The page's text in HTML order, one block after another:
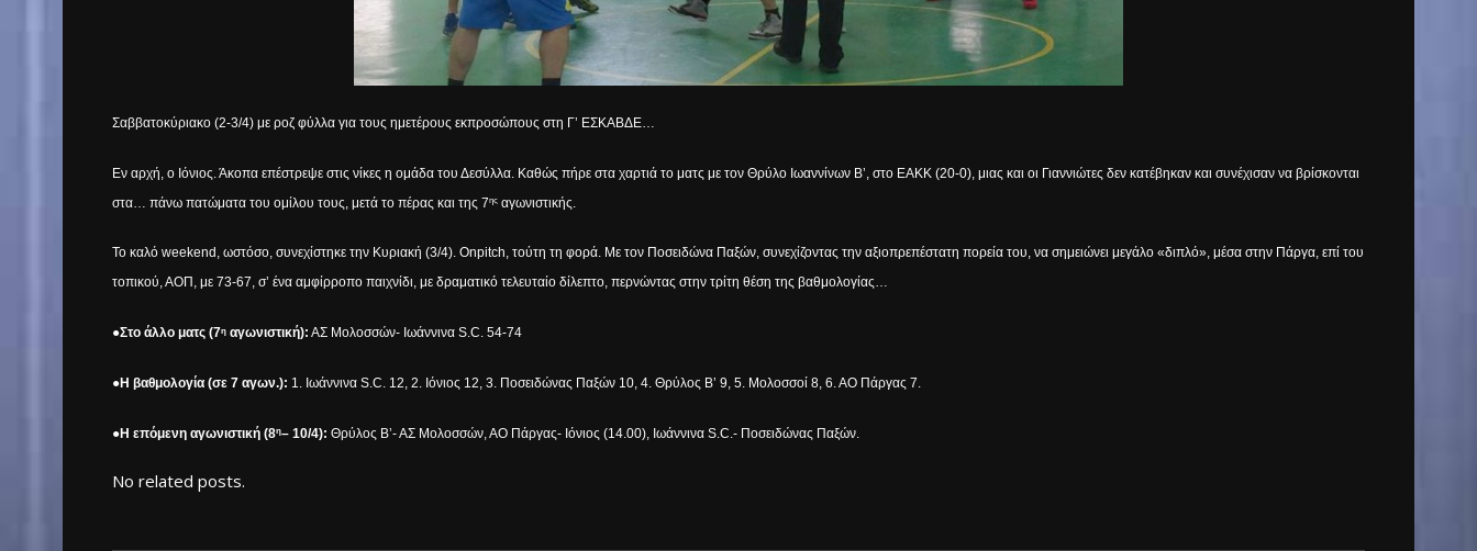
Σαββατοκύριακο (2-3/4) με ροζ φύλλα για τους ημετέρους εκπροσώπους στη Γ’ ΕΣΚΑΒΔΕ…
Εν αρχή, ο Ιόνιος. Άκοπα επέστρεψε στις νίκες η ομάδα του Δεσύλλα. Καθώς πήρε στα χαρτιά το ματς με τον Θρύλο Ιωαννίνων Β’, στο ΕΑΚΚ (20-0), μιας και οι Γιαννιώτες δεν κατέβηκαν και συνέχισαν να βρίσκονται
στα… πάνω πατώματα του ομίλου τους, μετά το πέρας και της 7ης αγωνιστικής.
Το καλό weekend , ωστόσο, συνεχίστηκε την Κυριακή (3/4). Onpitch, τούτη τη φορά. Με τον Ποσειδώνα Παξών, συνεχίζοντας την αξιοπρεπέστατη πορεία του, να σημειώνει μεγάλο «διπλό», μέσα στην Πάργα, επί του
τοπικού, ΑΟΠ, με 73-67, σ’ ένα αμφίρροπο παιχνίδι, με δραματικό τελευταίο δίλεπτο, περνώντας στην τρίτη θέση της βαθμολογίας…
●Στο άλλο ματς (7η αγωνιστική): ΑΣ Μολοσσών- Ιωάννινα S.C. 54-74
●Η βαθμολογία (σε 7 αγων.): 1. Ιωάννινα S.C. 12, 2. Ιόνιος 12, 3. Ποσειδώνας Παξών 10, 4. Θρύλος Β’ 9, 5. Μολοσσοί 8, 6. ΑΟ Πάργας 7.
●Η επόμενη αγωνιστική (8η– 10/4): Θρύλος Β’- ΑΣ Μολοσσών, ΑΟ Πάργας- Ιόνιος (14.00), Ιωάννινα S C .- Ποσειδώνας Παξών.
No related posts.